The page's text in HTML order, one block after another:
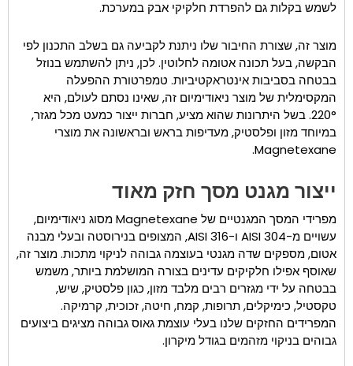
לשמש בקלות גם להפרדת חלקיקי אבק במערכת.
מוצר זה, שצורת החיבור שלו ניתנת לקביעה גם בשלב התכנון לפי
הבקשה, בעל תכונה אטומה לחלוטין. לכן, ניתן להשתמש בנוזל
בבטחה בסביבות אינטראקטיביות. טמפרטורת ההפעלה
המקסימלית של מוצר ניאודימיום זה, שאינו נסתם לעולם, היא
220°. בשל היתרונות שהוא מציע, חברות ייצור כמעט מכל מגזר,
במיוחד מזון ופלסטיק, מעדיפות בראש ובראשונה את מוצרי
Magnetexane.
ייצור מגנט מסך חזק מאוד
מפרידי המסך המגנטיים של Magnetexane מסוג ניאודימיום,
עשויים מ-AISI 304 ו-AISI 316, המצופים בנירוסטה ובעלי מבנה
אטום, מספקים שדה מגנטי בעוצמה גבוהה לניקוי מתכות. מוצר זה,
שאוסף אפילו חלקיקים עדינים בצורה המושלמת ביותר, משמש
בבטחה על ידי מגזרים רבים מלבד מזון, כגון פלסטיק, שיש,
טקסטיל, כימיקלים, תרופות, קמח, חיטה, זכוכית, קרמיקה.
המפרידים החזקים שלנו בעלי עוצמת גאוס גבוהה מציגים ביצועים
גבוהים בניקוי מזהמים בגודל מיקרון.